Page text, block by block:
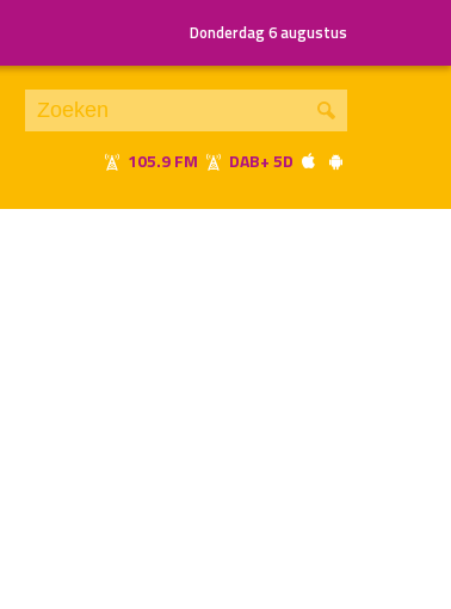
Donderdag 6 augustus
105.9 FM DAB+ 5D